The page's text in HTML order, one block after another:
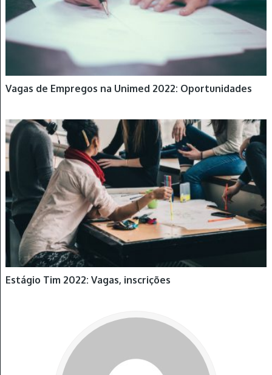
Vagas de Empregos na Unimed 2022: Oportunidades
ESTÁGIOS
Estágio Tim 2022: Vagas, inscrições